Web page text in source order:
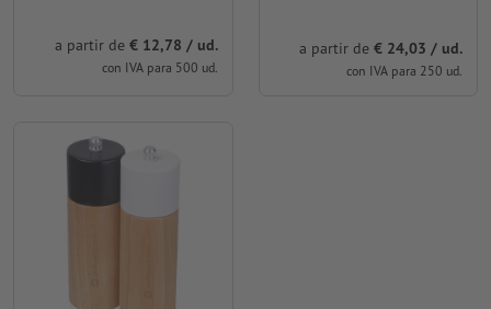
a partir de € 12,78 / ud.
con IVA para 500 ud.
a partir de € 24,03 / ud.
con IVA para 250 ud.